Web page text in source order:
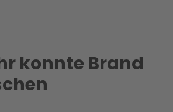
konnte Brand